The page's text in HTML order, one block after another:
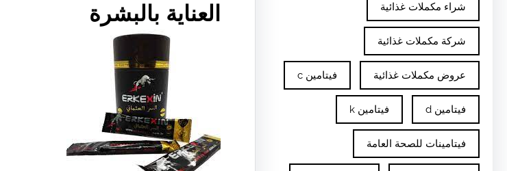
شراء مكملات غذائية
شركة مكملات غذائية
عروض مكملات غذائية فيتامين c
فيتامين d فيتامين k
فيتامينات للصحة العامة
العناية بالبشرة